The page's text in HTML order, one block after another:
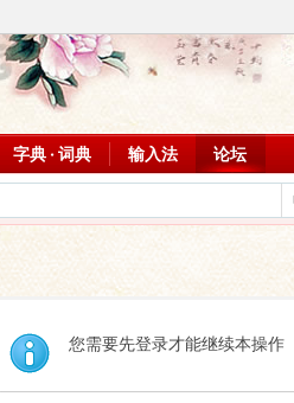
字典 · 词典 输入法 论坛
您需要先登录才能继续本操作